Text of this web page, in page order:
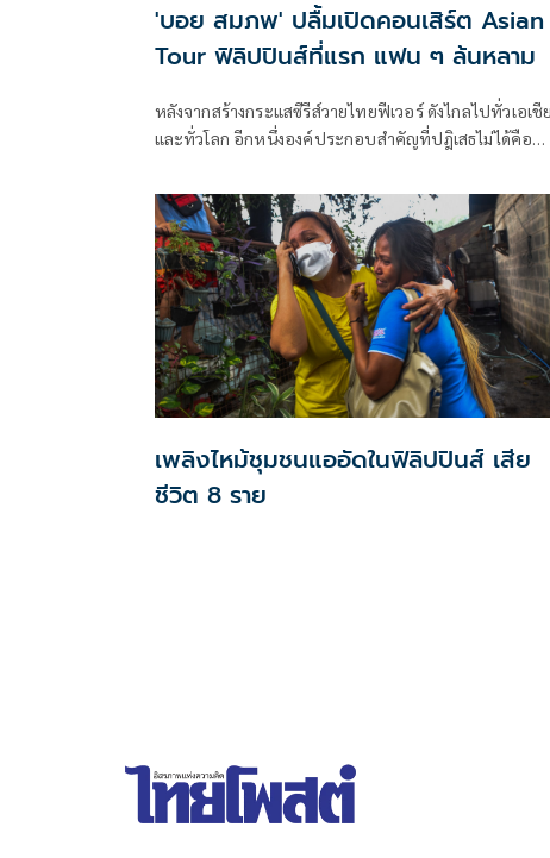
'บอย สมภพ' ปลื้มเปิดคอนเสิร์ต Asian
Tour ฟิลิปปินส์ที่แรก แฟน ๆ ล้นหลาม
หลังจากสร้างกระแสซีรีส์วายไทยฟีเวอร์ ดังไกลไปทั่วเอเชีย
และทั่วโลก อีกหนึ่งองค์ประกอบสำคัญที่ปฎิเสธไม่ได้คือ
ประกอบซีรีส์วาย” หรือ “The king of OST. BL series” ที่
แฟน ๆ ทั่วโลกขนานนามให้
เพลิงไหม้ชุมชนแออัดในฟิลิปปินส์ เสีย
ชีวิต 8 ราย